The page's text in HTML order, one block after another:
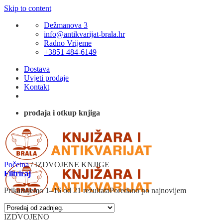
Skip to content
Dežmanova 3
info@antikvarijat-brala.hr
Radno Vrijeme
+3851 484-6149
Dostava
Uvjeti prodaje
Kontakt
prodaja i otkup knjiga
Početna /IZDVOJENE KNJIGE
Filtriraj
Prikazujemo 1–16 od 21 rezultataPoredano po najnovijem
IZDVOJENO